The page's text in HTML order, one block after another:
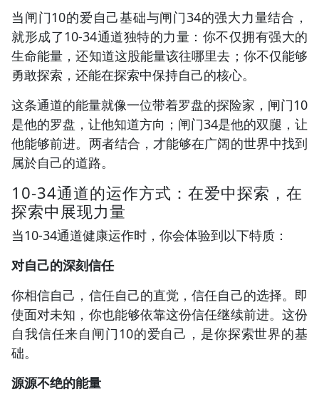
当闸门10的爱自己基础与闸门34的强大力量结合，
就形成了10-34通道独特的力量：你不仅拥有强大的
生命能量，还知道这股能量该往哪里去；你不仅能够
勇敢探索，还能在探索中保持自己的核心。
这条通道的能量就像一位带着罗盘的探险家，闸门10
是他的罗盘，让他知道方向；闸门34是他的双腿，让
他能够前进。两者结合，才能够在广阔的世界中找到
属於自己的道路。
10-34通道的运作方式：在爱中探索，在
探索中展现力量
当10-34通道健康运作时，你会体验到以下特质：
对自己的深刻信任
你相信自己，信任自己的直觉，信任自己的选择。即
使面对未知，你也能够依靠这份信任继续前进。这份
自我信任来自闸门10的爱自己，是你探索世界的基
础。
源源不绝的能量